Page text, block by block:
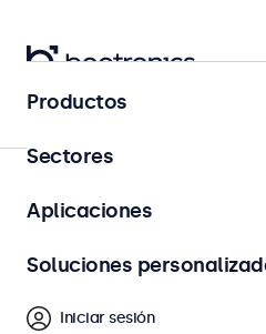
Página principal
Pantallas táctiles con
Pantallas táctiles VGA
continuo. Estas pantallas
los sistemas operativos
y tienen opciones de montaje
Productos
Sectores
Aplicaciones
Soluciones
Iniciar sesión